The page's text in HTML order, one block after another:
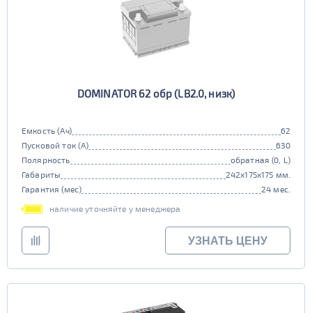
DOMINATOR 62 обр (LB2.0, низк)
Емкость (Ач)
62
Пусковой ток (А)
630
Полярность
обратная (0, L)
Габариты
242x175x175 мм.
Гарантия (мес)
24 мес.
наличие уточняйте у менеджера
УЗНАТЬ ЦЕНУ